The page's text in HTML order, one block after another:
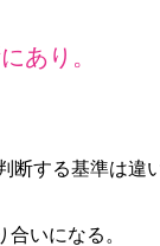
あり。
する基準は違
いになる。